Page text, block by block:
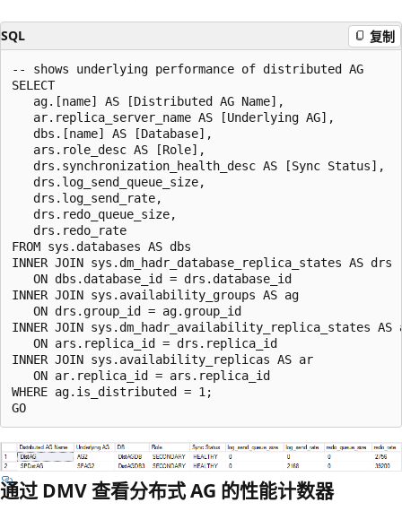
SQL 复制
-- shows underlying performance of distributed AG
SELECT
   ag.[name] AS [Distributed AG Name],
   ar.replica_server_name AS [Underlying AG],
   dbs.[name] AS [Database],
   ars.role_desc AS [Role],
   drs.synchronization_health_desc AS [Sync Status],
   drs.log_send_queue_size,
   drs.log_send_rate,
   drs.redo_queue_size,
   drs.redo_rate
FROM sys.databases AS dbs
INNER JOIN sys.dm_hadr_database_replica_states AS drs
   ON dbs.database_id = drs.database_id
INNER JOIN sys.availability_groups AS ag
   ON drs.group_id = ag.group_id
INNER JOIN sys.dm_hadr_availability_replica_states AS
   ON ars.replica_id = drs.replica_id
INNER JOIN sys.availability_replicas AS ar
   ON ar.replica_id = ars.replica_id
WHERE ag.is_distributed = 1;
通过 DMV 查看分布式 AG 的性能计数器